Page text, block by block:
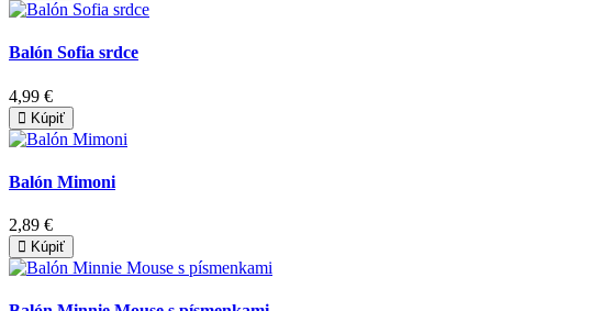
Balón Sofia srdce
4,99 €
Kúpiť
Balón Mimoni
2,89 €
Kúpiť